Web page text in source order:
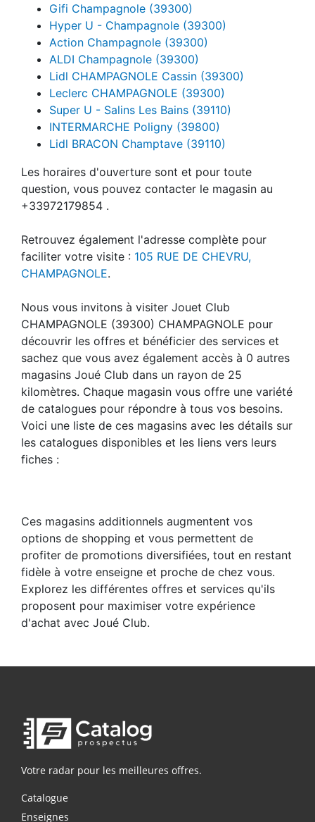
Gifi Champagnole (39300)
Hyper U - Champagnole (39300)
Action Champagnole (39300)
ALDI Champagnole (39300)
Lidl CHAMPAGNOLE Cassin (39300)
Leclerc CHAMPAGNOLE (39300)
Super U - Salins Les Bains (39110)
INTERMARCHE Poligny (39800)
Lidl BRACON Champtave (39110)
Les horaires d'ouverture sont et pour toute
question, vous pouvez contacter le magasin au
+33972179854 .
Retrouvez également l'adresse complète pour
faciliter votre visite : 105 RUE DE CHEVRU,
CHAMPAGNOLE.
Nous vous invitons à visiter Jouet Club
CHAMPAGNOLE (39300) CHAMPAGNOLE pour
découvrir les offres et bénéficier des services et
sachez que vous avez également accès à 0 autres
magasins Joué Club dans un rayon de 25
kilomètres. Chaque magasin vous offre une variété
de catalogues pour répondre à tous vos besoins.
Voici une liste de ces magasins avec les détails sur
les catalogues disponibles et les liens vers leurs
fiches :
Ces magasins additionnels augmentent vos
options de shopping et vous permettent de
profiter de promotions diversifiées, tout en restant
fidèle à votre enseigne et proche de chez vous.
Explorez les différentes offres et services qu'ils
proposent pour maximiser votre expérience
d'achat avec Joué Club.
Votre radar pour les meilleures offres.
Catalogue
Enseignes